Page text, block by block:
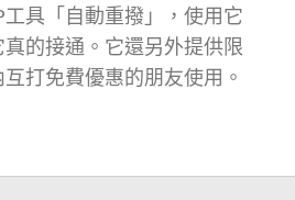
具「自動重撥」，使用它
的接通。它還另外提供限
打免費優惠的朋友使用。